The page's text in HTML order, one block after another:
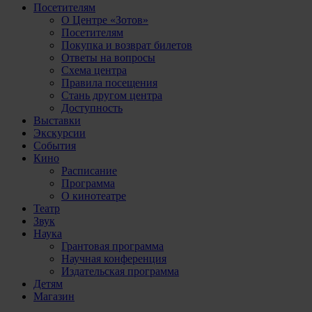
Посетителям
О Центре «Зотов»
Посетителям
Покупка и возврат билетов
Ответы на вопросы
Схема центра
Правила посещения
Стань другом центра
Доступность
Выставки
Экскурсии
События
Кино
Расписание
Программа
О кинотеатре
Театр
Звук
Наука
Грантовая программа
Научная конференция
Издательская программа
Детям
Магазин